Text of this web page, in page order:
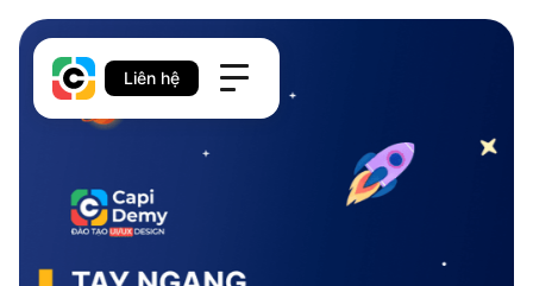
Liên hệ